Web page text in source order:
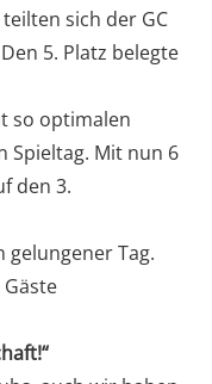
teilten sich der GC
5. Platz belegte
so optimalen
Spieltag. Mit nun 6
den 3.
gelungener Tag.